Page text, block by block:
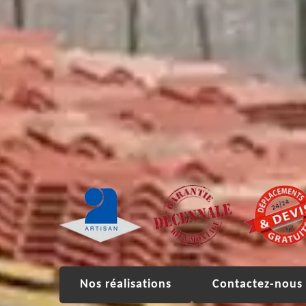
Nos réalisations Contactez-nous